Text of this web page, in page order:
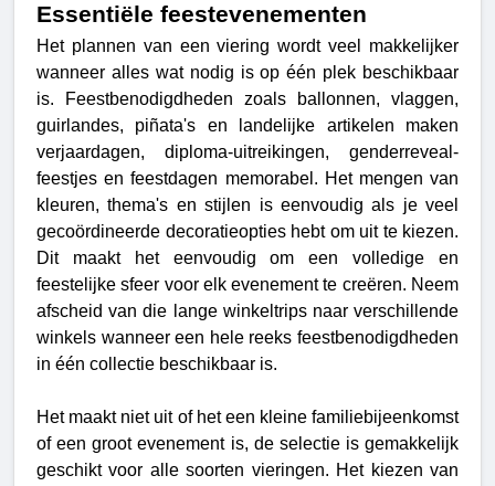
Essentiële feestevenementen
Het plannen van een viering wordt veel makkelijker
wanneer alles wat nodig is op één plek beschikbaar
is. Feestbenodigdheden zoals ballonnen, vlaggen,
guirlandes, piñata's en landelijke artikelen maken
verjaardagen, diploma-uitreikingen, genderreveal-
feestjes en feestdagen memorabel. Het mengen van
kleuren, thema's en stijlen is eenvoudig als je veel
gecoördineerde decoratieopties hebt om uit te kiezen.
Dit maakt het eenvoudig om een volledige en
feestelijke sfeer voor elk evenement te creëren. Neem
afscheid van die lange winkeltrips naar verschillende
winkels wanneer een hele reeks feestbenodigdheden
in één collectie beschikbaar is.
Het maakt niet uit of het een kleine familiebijeenkomst
of een groot evenement is, de selectie is gemakkelijk
geschikt voor alle soorten vieringen. Het kiezen van